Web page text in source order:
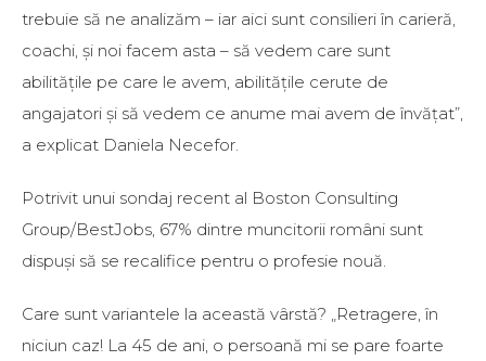
trebuie să ne analizăm – iar aici sunt consilieri în carieră,
coachi, și noi facem asta – să vedem care sunt
abilitățile pe care le avem, abilitățile cerute de
angajatori și să vedem ce anume mai avem de învățat”,
a explicat Daniela Necefor.
Potrivit unui sondaj recent al Boston Consulting
Group/BestJobs, 67% dintre muncitorii români sunt
dispuși să se recalifice pentru o profesie nouă.
Care sunt variantele la această vârstă? „Retragere, în
niciun caz! La 45 de ani, o persoană mi se pare foarte